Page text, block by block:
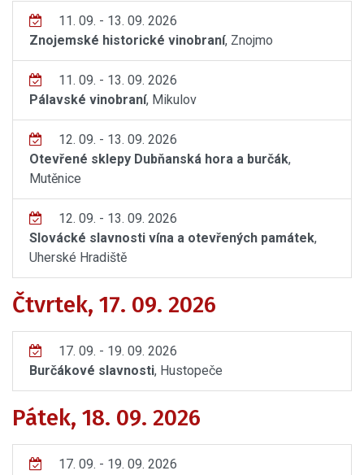
11. 09. - 13. 09. 2026
Znojemské historické vinobraní, Znojmo
11. 09. - 13. 09. 2026
Pálavské vinobraní, Mikulov
12. 09. - 13. 09. 2026
Otevřené sklepy Dubňanská hora a burčák,
Mutěnice
12. 09. - 13. 09. 2026
Slovácké slavnosti vína a otevřených památek,
Uherské Hradiště
Čtvrtek, 17. 09. 2026
17. 09. - 19. 09. 2026
Burčákové slavnosti, Hustopeče
Pátek, 18. 09. 2026
17. 09. - 19. 09. 2026